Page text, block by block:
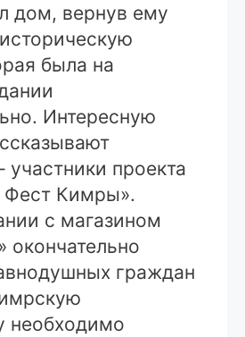
дом, вернув ему
была на
Интересную
участники проекта
Фест Кимры».
с магазином
окончательно
граждан
необходимо